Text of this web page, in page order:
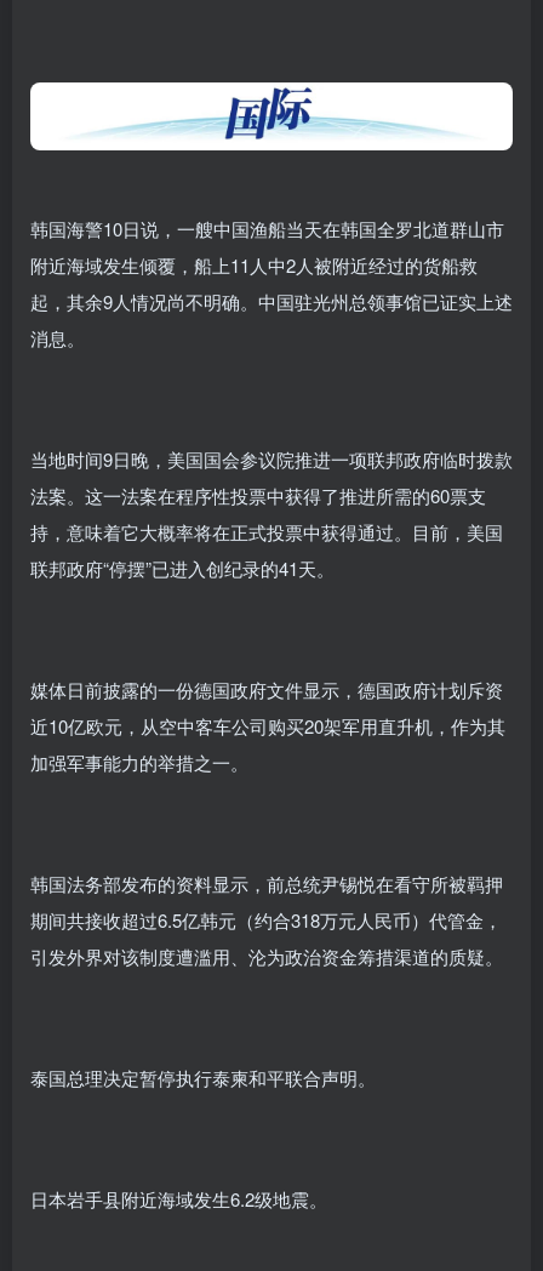
韩国海警10日说，一艘中国渔船当天在韩国全罗北道群山市
附近海域发生倾覆，船上11人中2人被附近经过的货船救
起，其余9人情况尚不明确。中国驻光州总领事馆已证实上述
消息。
当地时间9日晚，美国国会参议院推进一项联邦政府临时拨款
法案。这一法案在程序性投票中获得了推进所需的60票支
持，意味着它大概率将在正式投票中获得通过。目前，美国
联邦政府“停摆”已进入创纪录的41天。
媒体日前披露的一份德国政府文件显示，德国政府计划斥资
近10亿欧元，从空中客车公司购买20架军用直升机，作为其
加强军事能力的举措之一。
韩国法务部发布的资料显示，前总统尹锡悦在看守所被羁押
期间共接收超过6.5亿韩元（约合318万元人民币）代管金，
引发外界对该制度遭滥用、沦为政治资金筹措渠道的质疑。
泰国总理决定暂停执行泰柬和平联合声明。
日本岩手县附近海域发生6.2级地震。